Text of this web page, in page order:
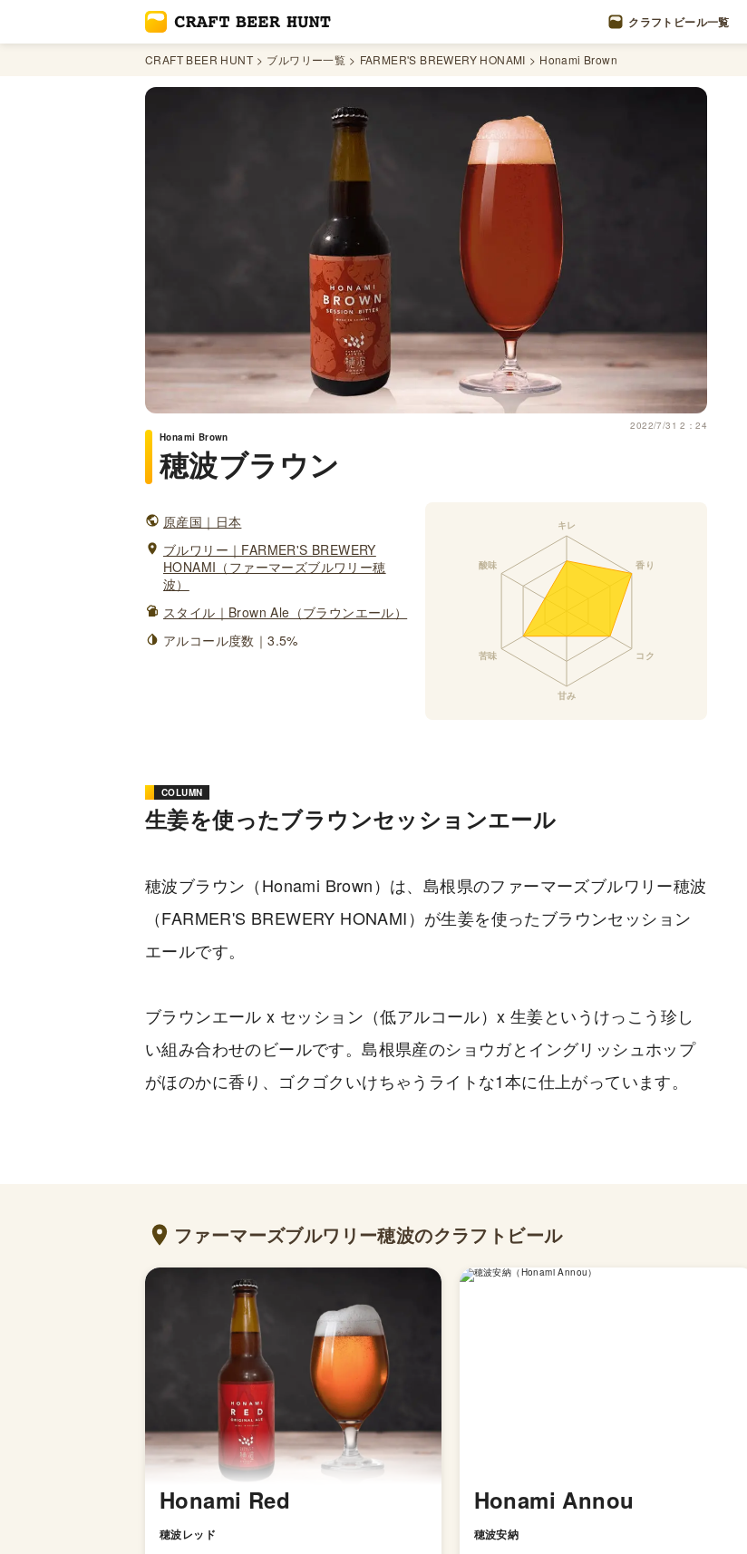
クラフトビール一覧
CRAFT BEER HUNT ブルワリー一覧 FARMER'S BREWERY HONAMI Honami Brown
2022/7/31 2：24
Honami Brown
穂波ブラウン
原産国｜日本
ブルワリー｜FARMER'S BREWERY
HONAMI（ファーマーズブルワリー穂
波）
スタイル｜Brown Ale（ブラウンエール）
アルコール度数｜3.5%
COLUMN
生姜を使ったブラウンセッションエール
穂波ブラウン（Honami Brown）は、島根県のファーマーズブルワリー穂波
（FARMER'S BREWERY HONAMI）が生姜を使ったブラウンセッション
エールです。
ブラウンエール x セッション（低アルコール）x 生姜というけっこう珍し
い組み合わせのビールです。島根県産のショウガとイングリッシュホップ
がほのかに香り、ゴクゴクいけちゃうライトな1本に仕上がっています。
ファーマーズブルワリー穂波のクラフトビール
Honami Red
穂波レッド
Honami Annou
穂波安納